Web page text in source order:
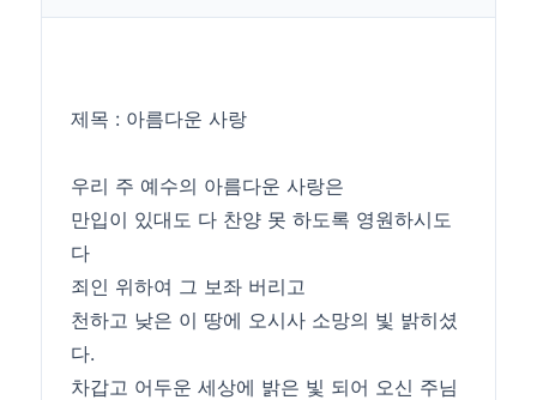
제목 : 아름다운 사랑
우리 주 예수의 아름다운 사랑은
만입이 있대도 다 찬양 못 하도록 영원하시도
다
죄인 위하여 그 보좌 버리고
천하고 낮은 이 땅에 오시사 소망의 빛 밝히셨
다.
차갑고 어두운 세상에 밝은 빛 되어 오신 주님